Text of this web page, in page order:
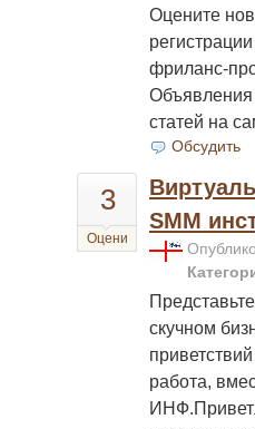
Оцените
фриланс-
Объявления
статей на
Обсудить
3
Оцени
SMM
скучном
работа,